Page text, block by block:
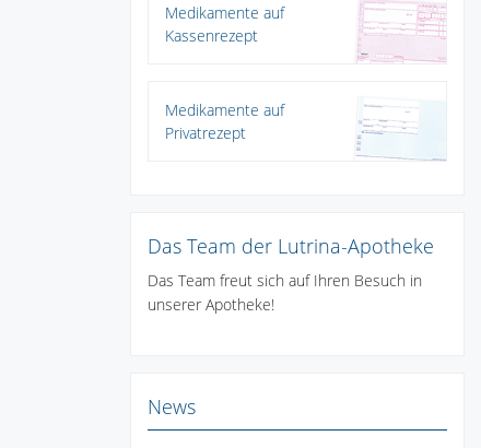
Medikamente auf
Kassenrezept
Medikamente auf
Privatrezept
Das Team der Lutrina-Apotheke
Das Team freut sich auf Ihren Besuch in
unserer Apotheke!
News